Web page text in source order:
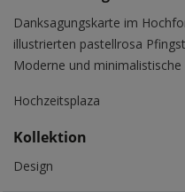
Danksagungskarte im
illustrierten pastellrosa
Moderne und
Hochzeitsplaza
Kollektion
Design